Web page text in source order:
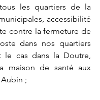
les quartiers de la
accessibilité
contre la fermeture de
dans nos quartiers
le cas dans la Doutre,
maison de santé aux
;